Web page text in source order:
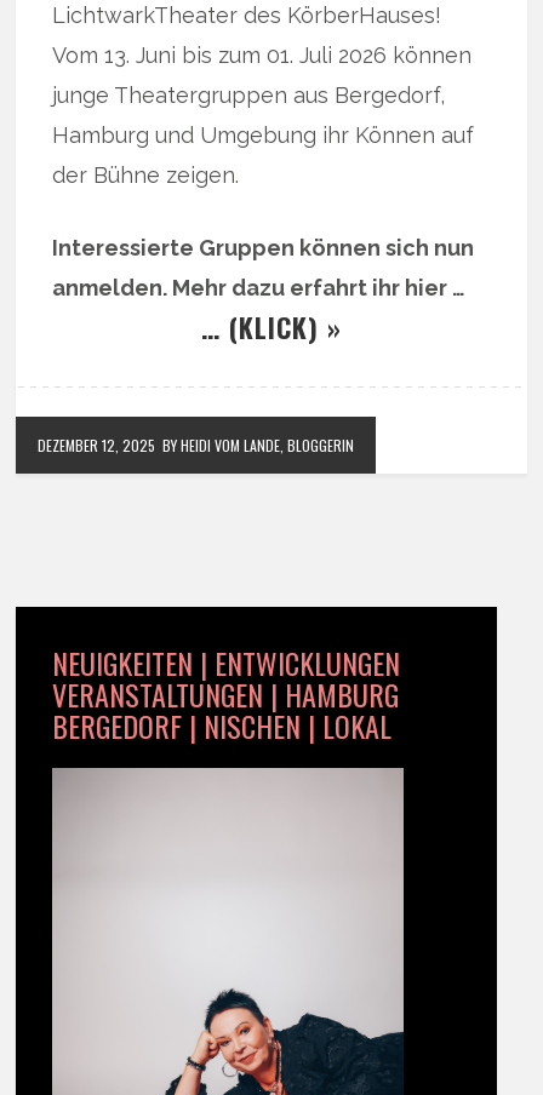
LichtwarkTheater des KörberHauses!
Vom 13. Juni bis zum 01. Juli 2026 können
junge Theatergruppen aus Bergedorf,
Hamburg und Umgebung ihr Können auf
der Bühne zeigen.
Interessierte Gruppen können sich nun
anmelden. Mehr dazu erfahrt ihr hier …
… (KLICK) »
DEZEMBER 12, 2025 BY HEIDI VOM LANDE, BLOGGERIN
NEUIGKEITEN | ENTWICKLUNGEN
VERANSTALTUNGEN | HAMBURG
BERGEDORF | NISCHEN | LOKAL